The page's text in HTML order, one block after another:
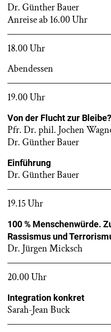
Dr. Günther Bauer
Anreise ab 16.00 Uhr
18.00 Uhr
Abendessen
19.00 Uhr
Von der Flucht zur Bleibe?
Pfr. Dr. phil. Jochen
Dr. Günther Bauer
Einführung
Dr. Günther Bauer
19.15 Uhr
100 % Menschenwürde.
Rassismus und
Dr. Jürgen Micksch
20.00 Uhr
Integration konkret
Sarah-Jean Buck